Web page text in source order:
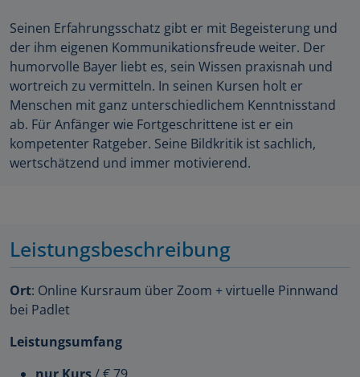
Seinen Erfahrungsschatz gibt er mit Begeisterung und
der ihm eigenen Kommunikationsfreude weiter. Der
humorvolle Bayer liebt es, sein Wissen praxisnah und
wortreich zu vermitteln. In seinen Kursen holt er
Menschen mit ganz unterschiedlichem Kenntnisstand
ab. Für Anfänger wie Fortgeschrittene ist er ein
kompetenter Ratgeber. Seine Bildkritik ist sachlich,
wertschätzend und immer motivierend.
Leistungsbeschreibung
Ort: Online Kursraum über Zoom + virtuelle Pinnwand
bei Padlet
Leistungsumfang